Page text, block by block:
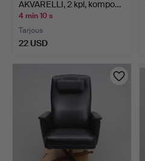
AKVARELLI, 2 kpl, kompo…
4 min 10 s
Tarjous
22 USD